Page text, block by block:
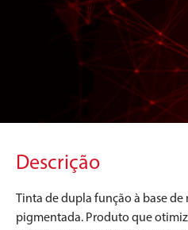
Descrição
Tinta de dupla função à base
pigmentada. Produto que